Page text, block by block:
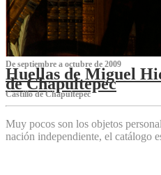
De septiembre a octubre de 2009
Huellas de Miguel
de Chapultepec
Castillo de Chapultepec
Muy pocos son los objetos
nación independiente, el catálogo